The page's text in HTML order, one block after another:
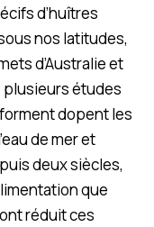
d’huîtres
nos latitudes,
d’Australie et
plusieurs études
dopent les
de mer et
deux siècles,
que
réduit ces